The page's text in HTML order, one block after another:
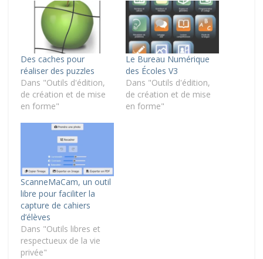
Des caches pour
réaliser des puzzles
Dans "Outils d'édition,
de création et de mise
en forme"
Le Bureau Numérique
des Écoles V3
Dans "Outils d'édition,
de création et de mise
en forme"
ScanneMaCam, un outil
libre pour faciliter la
capture de cahiers
d’élèves
Dans "Outils libres et
respectueux de la vie
privée"